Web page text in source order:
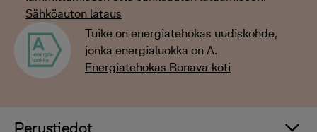
Sähköauton lataus
Tuike on energiatehokas uudiskohde,
jonka energialuokka on A.
Energiatehokas Bonava-koti
Perustiedot